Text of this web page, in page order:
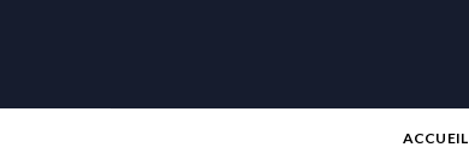
ACCUEIL